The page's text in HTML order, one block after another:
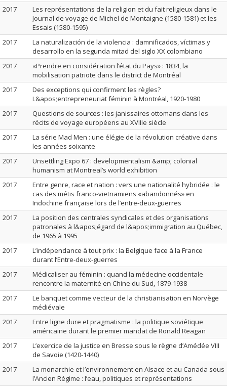
2017
Les représentations de la religion et du fait religieux dans le
Journal de voyage de Michel de Montaigne (1580-1581) et les
Essais (1580-1595)
2017
La naturalización de la violencia : damnificados, víctimas y
desarrollo en la segunda mitad del siglo XX colombiano
2017
«Prendre en considération l’état du Pays» : 1834, la
mobilisation patriote dans le district de Montréal
2017
Des exceptions qui confirment les règles?
L&apos;entrepreneuriat féminin à Montréal, 1920-1980
2017
Questions de sources : les janissaires ottomans dans les
récits de voyage européens au XVIIIe siècle
2017
La série Mad Men : une élégie de la révolution créative dans
les années soixante
2017
Unsettling Expo 67 : developmentalism &amp; colonial
humanism at Montreal’s world exhibition
2017
Entre genre, race et nation : vers une nationalité hybridée : le
cas des métis franco-vietnamiens «abandonnés» en
Indochine française lors de l’entre-deux-guerres
2017
La position des centrales syndicales et des organisations
patronales à l&apos;égard de l&apos;immigration au Québec,
de 1965 à 1995
2017
L’indépendance à tout prix : la Belgique face à la France
durant l’Entre-deux-guerres
2017
Médicaliser au féminin : quand la médecine occidentale
rencontre la maternité en Chine du Sud, 1879-1938
2017
Le banquet comme vecteur de la christianisation en Norvège
médiévale
2017
Entre ligne dure et pragmatisme : la politique soviétique
américaine durant le premier mandat de Ronald Reagan
2017
L’exercice de la justice en Bresse sous le règne d’Amédée VIII
de Savoie (1420-1440)
2017
La monarchie et l’environnement en Alsace et au Canada sous
l’Ancien Régime : l’eau, politiques et représentations